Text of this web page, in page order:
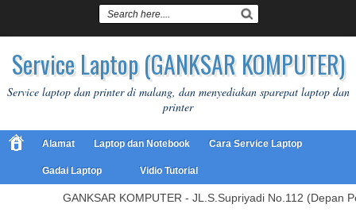
Service Laptop (GANKSAR KOMPUTER)
Service laptop dan printer di malang, dan menyediakan sparepat laptop dan
printer
Alamat Laptop dan Notebook Cara Service Laptop
Gadai Laptop Vidio Tutorial
GANKSAR KOMPUTER - JL.S.Supriyadi No.112 (Depan